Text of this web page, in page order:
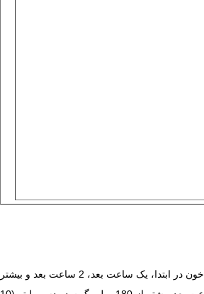
۱. تست تحمل خوراکی گلوکز 2 ساعته بعد از دریافت 75 گرم گلوکز: در این روش بعد از دریافت 75 گرم گلوکز توسط فرد، گلوکز خون در ابتدا، یک ساعت بعد، 2 ساعت بعد و بیشتر